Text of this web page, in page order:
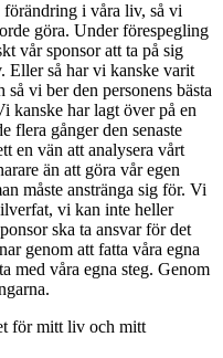
i våra liv, så vi
göra. Under förespegling
vår sponsor att ta på sig
Eller så har vi kanske varit
vi ber den personens bästa
kanske har lagt över på en
flera gånger den senaste
en vän att analysera vårt
än att göra vår egen
måste anstränga sig för. Vi
vi kan inte heller
ska ta ansvar för det
genom att fatta våra egna
med våra egna steg. Genom
för mitt liv och mitt